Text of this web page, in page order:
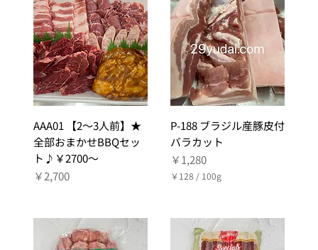
AAA01 【2～3人前】★
全部おまかせBBQセッ
ト♪￥2700～
価格
￥2,700
P-188 ブラジル産豚皮付
バラカット
価格
￥1,280
￥128 / 100g
8